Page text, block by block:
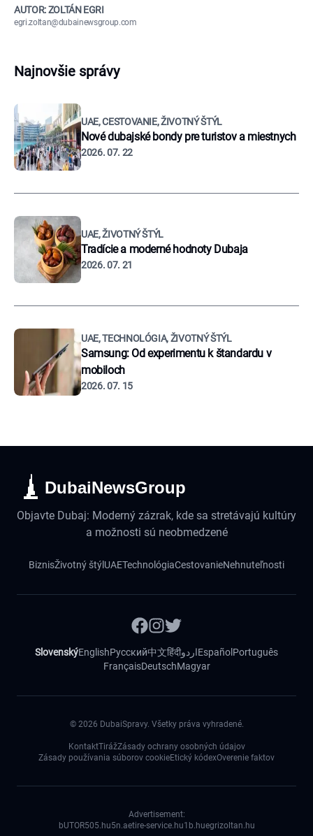
AUTOR: ZOLTÁN EGRI
egri.zoltan@dubainewsgroup.com
Najnovšie správy
UAE, CESTOVANIE, ŽIVOTNÝ ŠTÝL
Nové dubajské bondy pre turistov a miestnych
2026. 07. 22
UAE, ŽIVOTNÝ ŠTÝL
Tradície a moderné hodnoty Dubaja
2026. 07. 21
UAE, TECHNOLÓGIA, ŽIVOTNÝ ŠTÝL
Samsung: Od experimentu k štandardu v
mobiloch
2026. 07. 15
DubaiNewsGroup
Objavte Dubaj: Moderný zázrak, kde sa stretávajú kultúry
a možnosti sú neobmedzené
BiznisŽivotný štýl UAETechnológiaCestovanieNehnuteľnosti
SlovenskýEnglishРусский中文हिंदीاردوEspañol Português
FrançaisDeutschMagyar
© 2026 DubaiSpravy. Všetky práva vyhradené.
KontaktTirážZásady ochrany osobných údajov
Zásady používania súborov cookieEtický kódexOverenie faktov
Advertisement:
bUTOR505.hu5n.aetire-service.hu1b.huegrizoltan.hu